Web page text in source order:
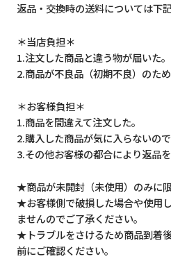
返品・交換時の送料については下
＊当店負担＊
1.注文した商品と違う物が届いた。
2.商品が不良品（初期不良）のた
＊お客様負担＊
1.商品を間違えて注文した。
2.購入した商品が気に入らないの
3.その他お客様の都合により返品
★商品が未開封（未使用）のみに
★お客様側で破損した場合や使用
ませんのでご了承ください。
★トラブルをさけるため商品到着
前にご確認ください。